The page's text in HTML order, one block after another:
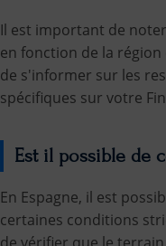
Il est important de
en fonction de la
de s'informer sur les
spécifiques sur votre
Est il possible de
En Espagne, il est
certaines conditions